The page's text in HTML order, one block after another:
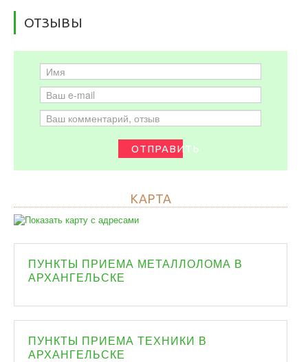
ОТЗЫВЫ
ОТПРАВИТЬ
КАРТА
ПУНКТЫ ПРИЕМА МЕТАЛЛОЛОМА В
АРХАНГЕЛЬСКЕ
ПУНКТЫ ПРИЕМА ТЕХНИКИ В
АРХАНГЕЛЬСКЕ